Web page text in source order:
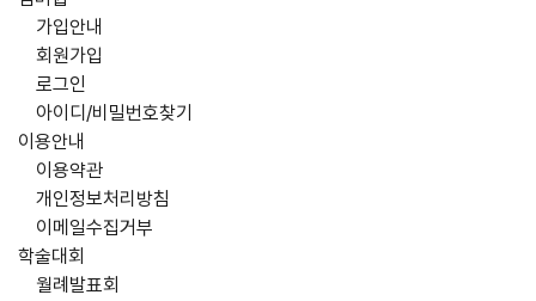
가입안내
회원가입
로그인
아이디/비밀번호찾기
이용안내
이용약관
개인정보처리방침
이메일수집거부
학술대회
월례발표회